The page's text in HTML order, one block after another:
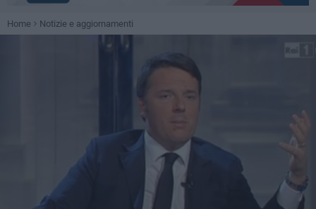
Home Notizie e aggiornamenti